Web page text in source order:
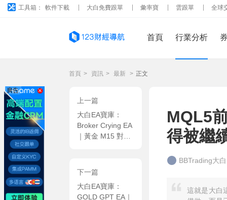
工具箱： 軟件下載 大白免費跟單 彙率寶 雲跟單 全球
首頁 行業分析
首頁 > 資訊 > 最新 > 正文
上一篇
大白EA寶庫：
Broker Crying EA
｜黃金 M15 對沖
态通道點位測算交
下一篇
大白EA寶庫：
GOLD GPT EA｜
MQL5
得被繼
BBTrading大
這就是大白
廣告